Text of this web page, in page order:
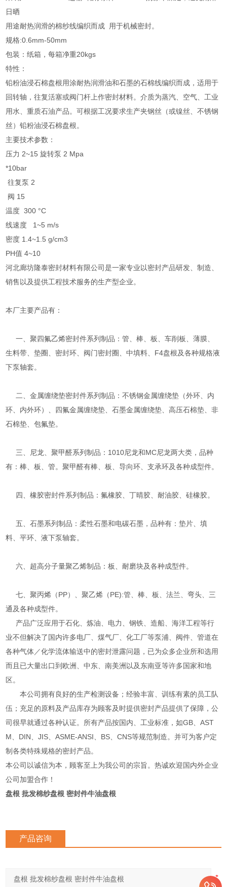
日晒
用途耐热润滑的棉纱线编织而成 用于机械密封。
规格:0.6mm-50mm
包装：纸箱，每箱净重20kgs
特性：
铅粉油浸石棉盘根用涂耐热润滑油和石墨的石棉线编织而成，适用于
回转轴，往复活塞或阀门杆上作密封材料。介质为蒸汽、空气、工业
用水、重质石油产品。可根据工况要求生产夹钢丝（或镍丝、不锈钢
丝）铅粉油浸石棉盘根。
主要技术参数：
压力 2~15 旋转泵 2 Mpa
*10bar
往复泵 2
阀 15
温度 300 °C
线速度 1~5 m/s
密度 1.4~1.5 g/cm3
PH值 4~10
河北廊坊隆泰密封材料有限公司是一家专业以密封产品研发、制造、
销售以及提供工程技术服务的生产型企业。
本厂主要产品有：
一、聚四氟乙烯密封件系列制品：管、棒、板、车削板、薄膜、
生料带、垫圈、密封环、阀门密封圈、中填料、F4盘根及各种规格液
下泵轴套。
二、金属缠绕垫密封件系列制品：不锈钢金属缠绕垫（外环、内
环、内外环）、四氟金属缠绕垫、石墨金属缠绕垫、高压石棉垫、非
石棉垫、包氟垫。
三、尼龙、聚甲醛系列制品：1010尼龙和MC尼龙两大类，品种
有：棒、板、管。聚甲醛有棒、板、导向环、支承环及各种成型件。
四、橡胶密封件系列制品：氟橡胶、丁晴胶、耐油胶、硅橡胶。
五、石墨系列制品：柔性石墨和电碳石墨，品种有：垫片、填
料、平环、液下泵轴套。
六、超高分子量聚乙烯制品：板、耐磨块及各种成型件。
七、聚丙烯（PP）、聚乙烯（PE):管、棒、板、法兰、弯头、三
通及各种成型件。
产品广泛应用于石化、炼油、电力、钢铁、造船、海洋工程等行
业不但解决了国内许多电厂、煤气厂、化工厂等泵浦、阀件、管道在
各种气体／化学流体输送中的密封泄露问题，已为众多企业所和选用
而且已大量出口到欧洲、中东、南美洲以及东南亚等许多国家和地
区。
本公司拥有良好的生产检测设备；经验丰富、训练有素的员工队
伍；充足的原料及产品库存为顾客及时提供密封产品提供了保障，公
司很早就通过各种认证。所有产品按国内、工业标准，如GB、AST
M、DIN、JIS、ASME-ANSI、BS、CNS等规范制造。并可为客户定
制各类特殊规格的密封产品。
本公司以诚信为本，顾客至上为我公司的宗旨。热诚欢迎国内外企业
公司加盟合作！
盘根 批发棉纱盘根 密封件牛油盘根
产品咨询